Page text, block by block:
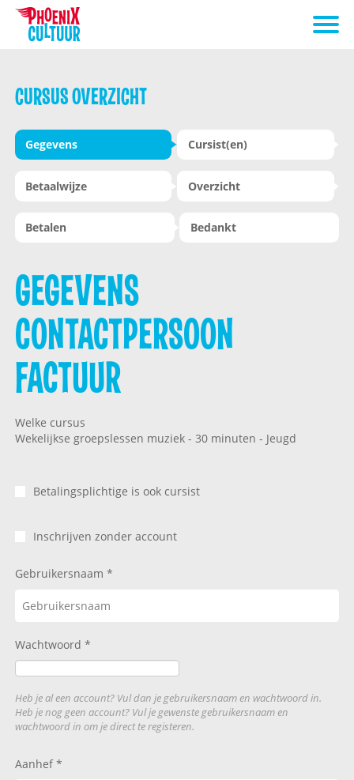
CURSUS OVERZICHT
Gegevens Cursist(en)
Betaalwijze Overzicht
Betalen Bedankt
GEGEVENS
CONTACTPERSOON
FACTUUR
Welke cursus
Wekelijkse groepslessen muziek - 30 minuten - Jeugd
Inschrijven zonder account
Gebruikersnaam
Wachtwoord
Heb je al een account? Vul dan je gebruikersnaam en wachtwoord in.
Heb je nog geen account? Vul je gewenste gebruikersnaam en
wachtwoord in om je direct te registeren.
Aanhef
Betalingsplichtige is ook cursist